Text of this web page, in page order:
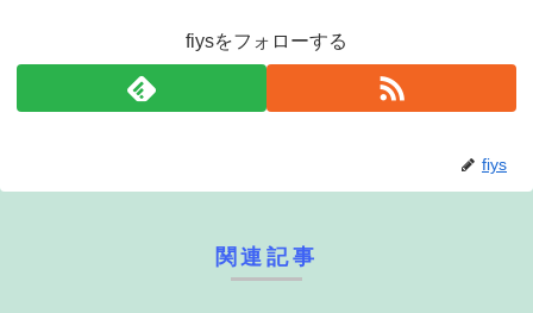
fiysをフォローする
fiys
関連記事